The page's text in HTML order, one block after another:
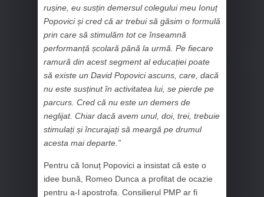
rușine, eu susțin demersul colegului meu Ionuț
Popovici și cred că ar trebui să găsim o formulă
prin care să stimulăm tot ce înseamnă
performanță școlară până la urmă. Pe fiecare
ramură din acest segment al educației poate
să existe un David Popovici ascuns, care, dacă
nu este susținut în activitatea lui, se pierde pe
parcurs. Cred că nu este un demers de
neglijat. Chiar dacă avem unul, doi, trei, trebuie
stimulați și încurajați să meargă pe drumul
acesta mai departe.”
Pentru că Ionuț Popovici a insistat că este o
idee bună, Romeo Dunca a profitat de ocazie
pentru a-l apostrofa. Consilierul PMP ar fi